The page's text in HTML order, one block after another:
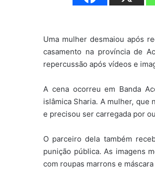
Uma mulher desmaiou após
casamento na província de
repercussão após vídeos e
A cena ocorreu em Banda
islâmica Sharia. A mulher, que
e precisou ser carregada por
O parceiro dela também
punição pública. As imagens
com roupas marrons e